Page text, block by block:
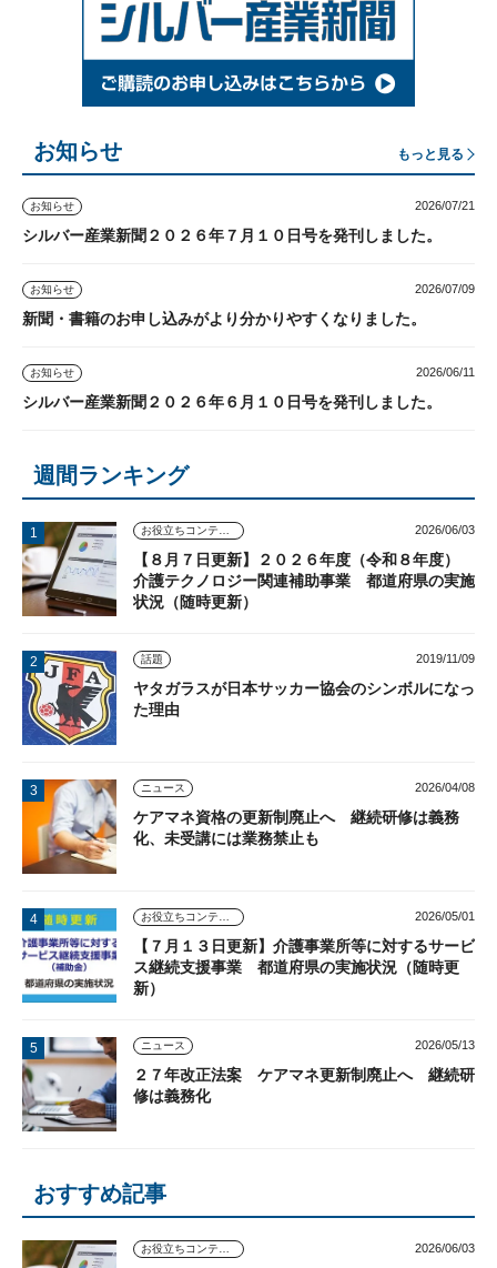
お知らせ もっと見る
お知らせ 2026/07/21
シルバー産業新聞２０２６年７月１０日号を発刊しました。
お知らせ 2026/07/09
新聞・書籍のお申し込みがより分かりやすくなりました。
お知らせ 2026/06/11
シルバー産業新聞２０２６年６月１０日号を発刊しました。
週間ランキング
2026/06/03
【８月７日更新】２０２６年度（令和８年度）
介護テクノロジー関連補助事業 都道府県の実施
状況（随時更新）
話題 2019/11/09
ヤタガラスが日本サッカー協会のシンボルになっ
た理由
ニュース 2026/04/08
ケアマネ資格の更新制廃止へ 継続研修は義務
化、未受講には業務禁止も
2026/05/01
【７月１３日更新】介護事業所等に対するサービ
ス継続支援事業 都道府県の実施状況（随時更
新）
ニュース 2026/05/13
２７年改正法案 ケアマネ更新制廃止へ 継続研
修は義務化
おすすめ記事
2026/06/03